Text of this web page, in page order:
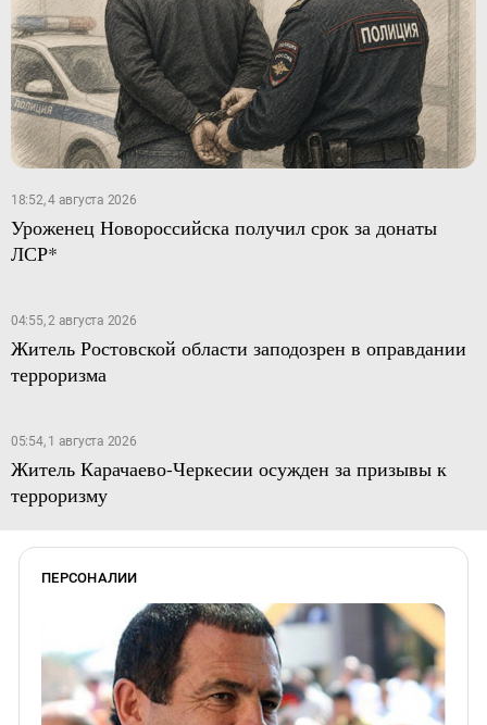
18:52, 4 августа 2026
Уроженец Новороссийска получил срок за донаты
ЛСР*
04:55, 2 августа 2026
Житель Ростовской области заподозрен в оправдании
терроризма
05:54, 1 августа 2026
Житель Карачаево-Черкесии осужден за призывы к
терроризму
ПЕРСОНАЛИИ